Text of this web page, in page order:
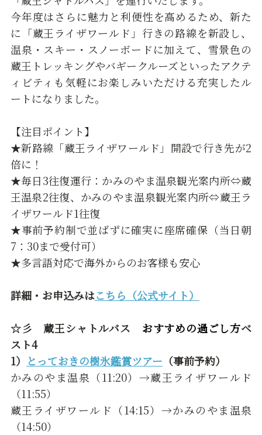
今年度はさらに魅力と利便性を高めるため、新た
に「蔵王ライザワールド」行きの路線を新設し、
温泉・スキー・スノーボードに加えて、雪景色の
蔵王トレッキングやバギークルーズといったアクテ
ィビティも気軽にお楽しみいただける充実したル
ートになりました。
【注目ポイント】
★新路線「蔵王ライザワールド」開設で行き先が2
倍に！
★毎日3往復運行：かみのやま温泉観光案内所⇔蔵
王温泉2往復、かみのやま温泉観光案内所⇔蔵王ラ
イザワールド1往復
★事前予約制で並ばずに確実に座席確保（当日朝
7：30まで受付可）
★多言語対応で海外からのお客様も安心
詳細・お申込みはこちら（公式サイト）
☆彡 蔵王シャトルバス おすすめの過ごし方ベ
スト4
1） とっておきの樹氷鑑賞ツアー （事前予約）
かみのやま温泉（11:20）→蔵王ライザワールド
（11:55）
蔵王ライザワールド（14:15）→かみのやま温泉
（14:50）